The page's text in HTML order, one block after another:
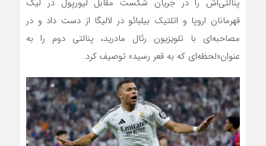
پنالتی‌اش را در جریان شکست مقابل لیورپول در لیگ
قهرمانان اروپا و اتلتیک بیلبائو در لالیگا از دست داد و در
مصاحبه‌ای با تلویزیون رئال مادرید، پنالتی دوم را به
عنوان«لحظه‌ای که به قعر رسید» توصیف کرد.